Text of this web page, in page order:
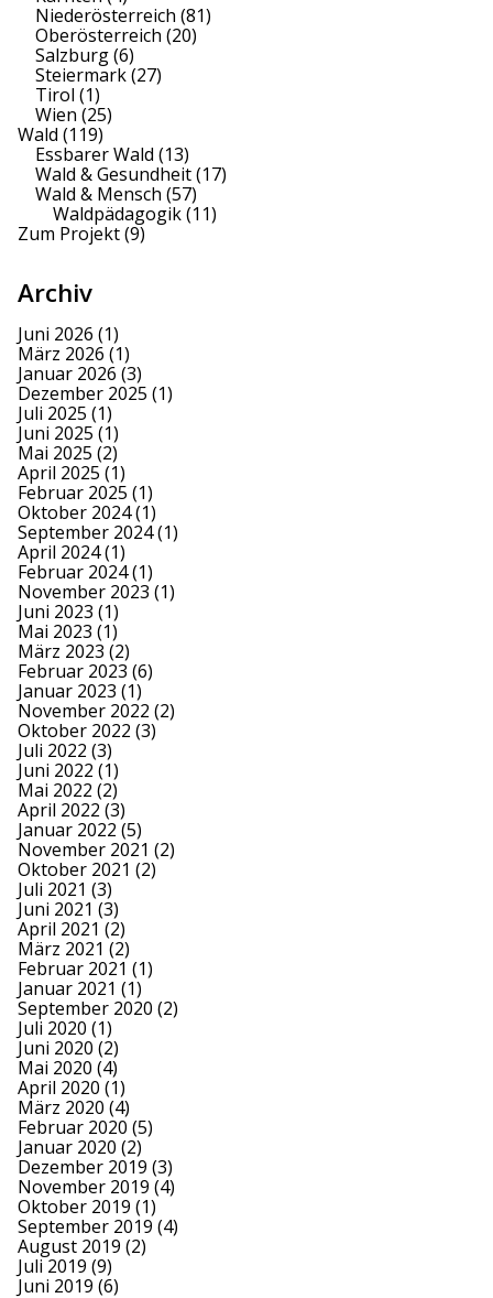
Niederösterreich (81)
Oberösterreich (20)
Salzburg(6)
Steiermark(27)
Tirol (1)
Wien (25)
Wald (119)
Essbarer Wald (13)
Wald & Gesundheit(17)
Wald & Mensch (57)
Waldpädagogik(11)
Zum Projekt(9)
Archiv
Juni 2026 (1)
März 2026 (1)
Januar 2026 (3)
Dezember 2025 (1)
Juli 2025 (1)
Juni 2025 (1)
Mai 2025 (2)
April 2025 (1)
Februar 2025 (1)
Oktober 2024(1)
September 2024(1)
April 2024(1)
Februar 2024(1)
November 2023 (1)
Juni 2023 (1)
Mai 2023 (1)
März 2023 (2)
Februar 2023 (6)
Januar 2023 (1)
November 2022 (2)
Oktober 2022 (3)
Juli 2022 (3)
Juni 2022 (1)
Mai 2022 (2)
April 2022 (3)
Januar 2022 (5)
November 2021 (2)
Oktober 2021 (2)
Juli 2021 (3)
Juni 2021 (3)
April 2021 (2)
März 2021 (2)
Februar 2021 (1)
Januar 2021 (1)
September 2020 (2)
Juli 2020 (1)
Juni 2020 (2)
Mai 2020 (4)
April 2020 (1)
März 2020 (4)
Februar 2020 (5)
Januar 2020 (2)
Dezember 2019 (3)
November 2019 (4)
Oktober 2019 (1)
September 2019 (4)
August 2019 (2)
Juli 2019 (9)
Juni 2019 (6)